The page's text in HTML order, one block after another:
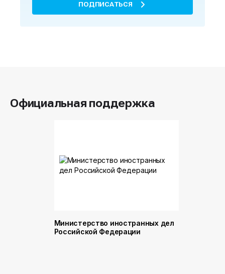
ПОДПИСАТЬСЯ
Официальная поддержка
Министерство иностранных дел
Российской Федерации